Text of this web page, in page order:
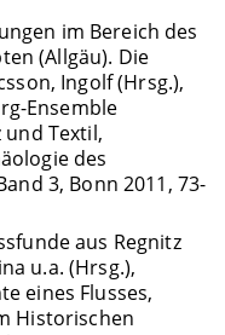
im Bereich des
(Allgäu). Die
Ingolf (Hrsg.),
Ensemble
und Textil,
des
3, Bonn 2011, 73-
aus Regnitz
u.a. (Hrsg.),
eines Flusses,
Historischen